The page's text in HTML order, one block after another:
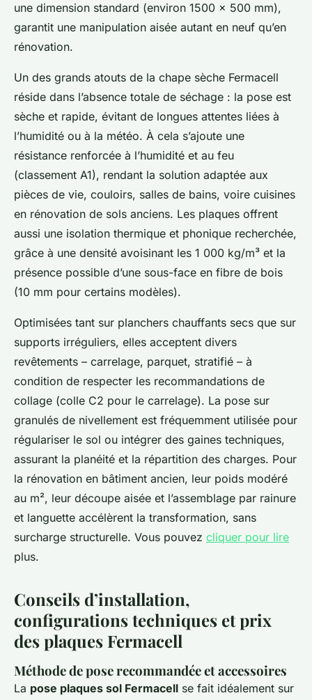
une dimension standard (environ 1500 x 500 mm),
garantit une manipulation aisée autant en neuf qu’en
rénovation.
Un des grands atouts de la chape sèche Fermacell
réside dans l’absence totale de séchage : la pose est
sèche et rapide, évitant de longues attentes liées à
l’humidité ou à la météo. À cela s’ajoute une
résistance renforcée à l’humidité et au feu
(classement A1), rendant la solution adaptée aux
pièces de vie, couloirs, salles de bains, voire cuisines
en rénovation de sols anciens. Les plaques offrent
aussi une isolation thermique et phonique recherchée,
grâce à une densité avoisinant les 1 000 kg/m³ et la
présence possible d’une sous-face en fibre de bois
(10 mm pour certains modèles).
Optimisées tant sur planchers chauffants secs que sur
supports irréguliers, elles acceptent divers
revêtements – carrelage, parquet, stratifié – à
condition de respecter les recommandations de
collage (colle C2 pour le carrelage). La pose sur
granulés de nivellement est fréquemment utilisée pour
régulariser le sol ou intégrer des gaines techniques,
assurant la planéité et la répartition des charges. Pour
la rénovation en bâtiment ancien, leur poids modéré
au m², leur découpe aisée et l’assemblage par rainure
et languette accélèrent la transformation, sans
surcharge structurelle. Vous pouvez cliquer pour lire
plus.
Conseils d’installation,
configurations techniques et prix
des plaques Fermacell
Méthode de pose recommandée et accessoires
La pose plaques sol Fermacell se fait idéalement sur